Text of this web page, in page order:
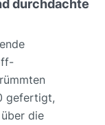
durchdachte
gefertigt,
die